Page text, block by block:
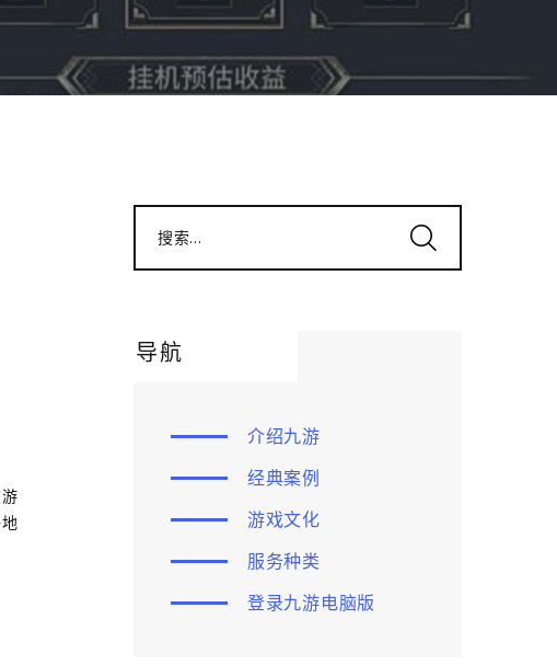
搜索...
导航
介绍九游
经典案例
游戏文化
服务种类
登录九游电脑版